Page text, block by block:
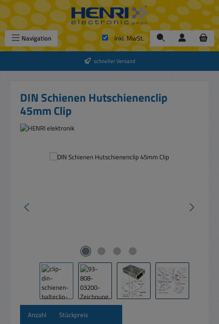
Zum Hauptinhalt springen
Navigation inkl. MwSt.
schneller Versand
DIN Schienen Hutschienenclip
45mm Clip
Bildergalerie überspringen
Anzahl Stückpreis